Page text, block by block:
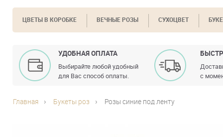
ЦВЕТЫ В КОРОБКЕ ВЕЧНЫЕ РОЗЫ СУХОЦВЕТ
УДОБНАЯ ОПЛАТА
Выбирайте любой удобный
для Вас способ оплаты.
с
Главная Букеты роз Розы синие под ленту